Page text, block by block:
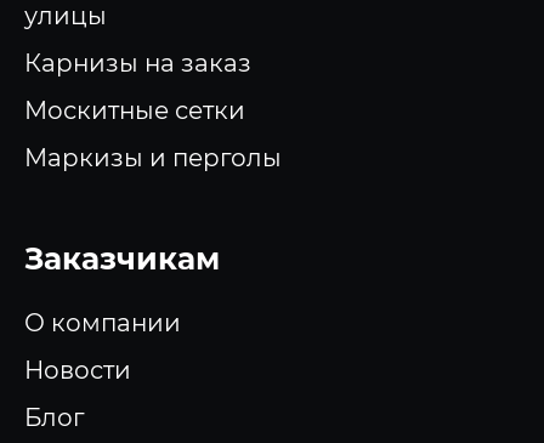
улицы
Карнизы на заказ
Москитные сетки
Маркизы и перголы
Заказчикам
О компании
Новости
Блог